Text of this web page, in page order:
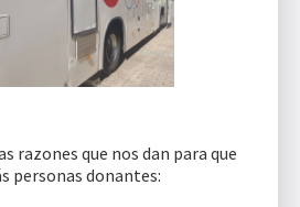
razones que nos dan para que
personas donantes: